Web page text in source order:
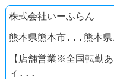
株式会社いーふらん
熊本県熊本市...熊本
【店舗営業※全国転勤
ィ...